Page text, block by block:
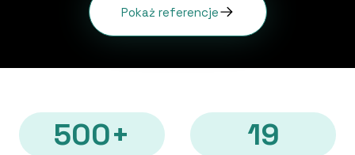
Pokaż referencje
500+ 19